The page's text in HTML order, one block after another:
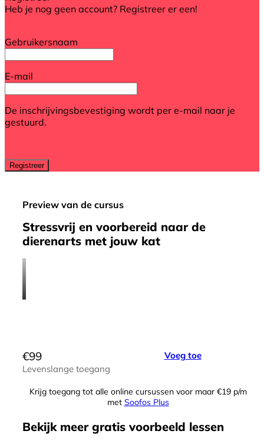
Heb je nog geen account? Registreer er een!
Gebruikersnaam
E-mail
De inschrijvingsbevestiging wordt per e-mail naar je
gestuurd.
Preview van de cursus
Stressvrij en voorbereid naar de
dierenarts met jouw kat
€99
Levenslange toegang
Voeg toe
Krijg toegang tot alle online cursussen voor maar €19 p/m
met Soofos Plus
Bekijk meer gratis voorbeeld lessen